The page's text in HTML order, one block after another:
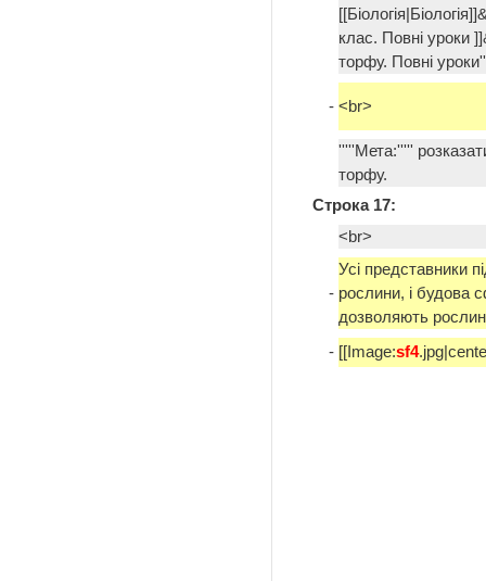
клас. Повні уроки
торфу. Повні
- <br>
'''''Мета:'''''
торфу.
Строка 17:
<br>
-
Усі представники
рослини, і будова
дозволяють
- [[Image:sf4